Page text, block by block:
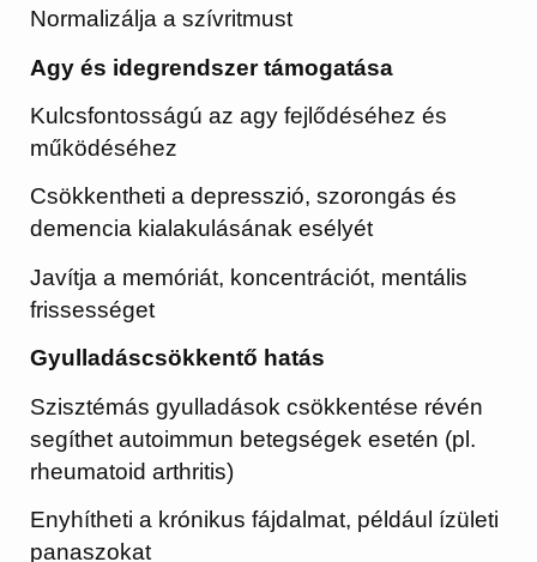
Normalizálja a szívritmust
Agy és idegrendszer támogatása
Kulcsfontosságú az agy fejlődéséhez és
működéséhez
Csökkentheti a depresszió, szorongás és
demencia kialakulásának esélyét
Javítja a memóriát, koncentrációt, mentális
frissességet
Gyulladáscsökkentő hatás
Szisztémás gyulladások csökkentése révén
segíthet autoimmun betegségek esetén (pl.
rheumatoid arthritis)
Enyhítheti a krónikus fájdalmat, például ízületi
panaszokat